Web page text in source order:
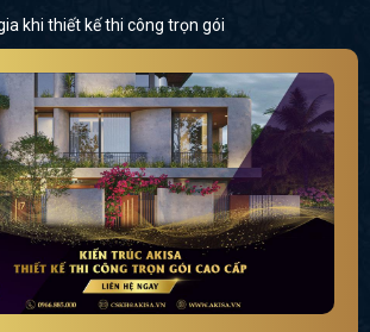
khi thiết kế thi công trọn gói